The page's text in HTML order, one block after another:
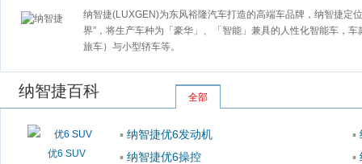
纳智捷(LUXGEN)为东风裕隆汽车打造的高端车品牌，纳智捷定
界”，将生产车种为「豪华」、「智能」兼具的人性化智能车，
旅车）与小型轿车等。
纳智捷百科 全部
优6 SUV
▪ 纳智捷优6发动机
▪ 纳智捷优6操控
▪
▪